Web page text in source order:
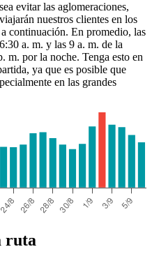
evitar las aglomeraciones,
nuestros clientes en los
continuación. En promedio, las
a. m. y las 9 a. m. de la
m. por la noche. Tenga esto en
ya que es posible que
en las grandes
ruta